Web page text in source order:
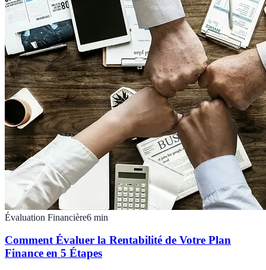
Évaluation Financière6 min
Comment Évaluer la Rentabilité de Votre Plan
Finance en 5 Étapes